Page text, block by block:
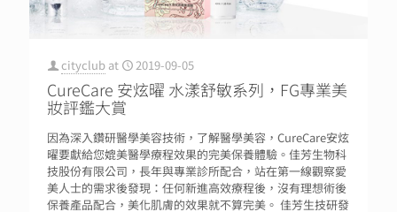
cityclub at 2019-09-05
CureCare 安炫曜 水漾舒敏系列，FG專業美
妝評鑑大賞
因為深入鑽研醫學美容技術，了解醫學美容，CureCare安炫
曜要獻給您媲美醫學療程效果的完美保養體驗。佳芳生物科
技股份有限公司，長年與專業診所配合，站在第一線觀察愛
美人士的需求後發現：任何新進高效療程後，沒有理想術後
保養產品配合，美化肌膚的效果就不算完美。 佳芳生技研發